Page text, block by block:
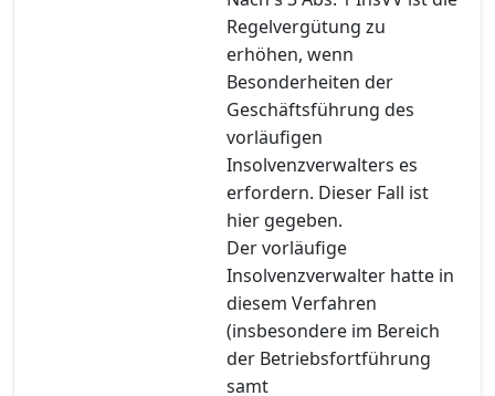
Regelvergütung zu
erhöhen, wenn
Besonderheiten der
Geschäftsführung des
vorläufigen
Insolvenzverwalters es
erfordern. Dieser Fall ist
hier gegeben.
Der vorläufige
Insolvenzverwalter hatte in
diesem Verfahren
(insbesondere im Bereich
der Betriebsfortführung
samt